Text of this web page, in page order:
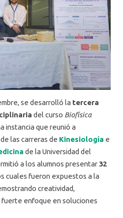
se desarrolló la tercera
del curso Biofísica
instancia que reunió a
las carreras de Kinesiología e
de la Universidad del
a los alumnos presentar 32
cuales fueron expuestos a la
creatividad,
fuerte enfoque en soluciones